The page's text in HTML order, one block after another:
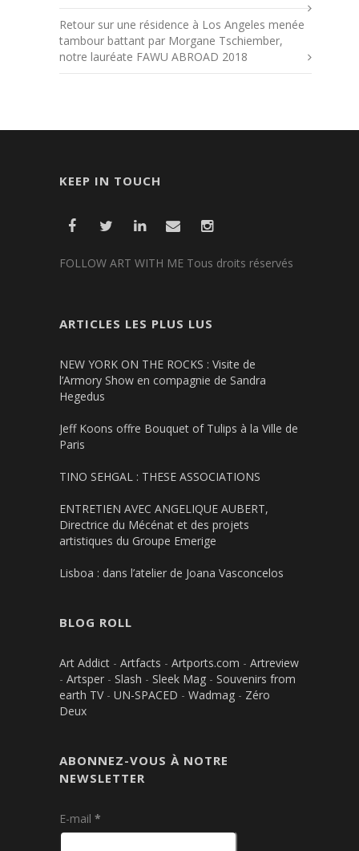
Retour sur une résidence à Los Angeles menée
tambour battant par Morgane Tschiember,
notre lauréate FAWU ABROAD 2018
KEEP IN TOUCH
FOLLOW ART WITH ME Tous droits réservés
ARTICLES LES PLUS LUS
NEW YORK ON THE ROCKS : Visite de
l’Armory Show en compagnie de Sandra
Hegedus
Jeff Koons offre Bouquet of Tulips à la Ville de
Paris
TINO SEHGAL : THESE ASSOCIATIONS
ENTRETIEN AVEC ANGELIQUE AUBERT,
Directrice du Mécénat et des projets
artistiques du Groupe Emerige
Lisboa : dans l’atelier de Joana Vasconcelos
BLOG ROLL
Art Addict - Artfacts - Artports.com - Artreview
- Artsper - Slash - Sleek Mag - Souvenirs from
earth TV- UN-SPACED - Wadmag - Zéro
Deux
ABONNEZ-VOUS À NOTRE
NEWSLETTER
E-mail *